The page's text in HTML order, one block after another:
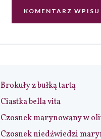
Brokuły z bułką tartą
Ciastka bella vita
Czosnek marynowany w
Czosnek niedźwiedzi